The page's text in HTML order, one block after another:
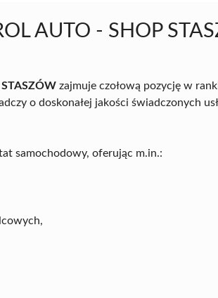
AUTO - SHOP
zajmuje czołową pozycję w
o doskonałej jakości świadczonych
samochodowy, oferując m.in.: